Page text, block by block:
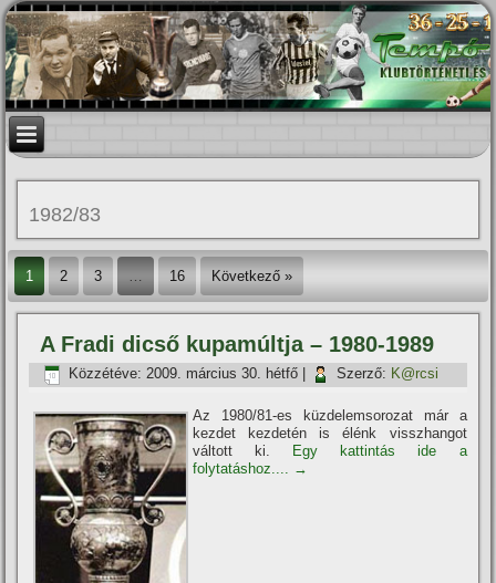
1982/83
1 2 3 … 16 Következő »
A Fradi dicső kupamúltja – 1980-1989
Közzétéve: 2009. március 30. hétfő Szerző: K@rcsi
Az 1980/81-es küzdelemsorozat már a
kezdet kezdetén is élénk visszhangot
váltott ki.
Egy kattintás ide a
folytatáshoz.... →